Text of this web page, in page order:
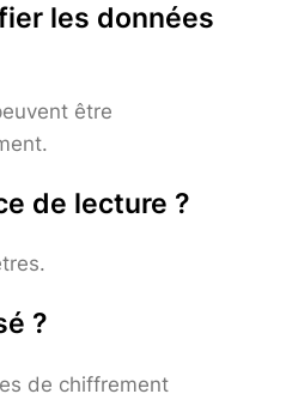
les données
être
de lecture ?
?
de chiffrement